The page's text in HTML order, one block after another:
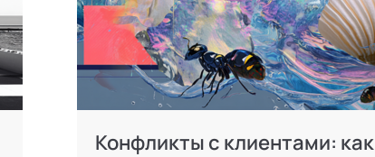
Конфликты с клиентами: как